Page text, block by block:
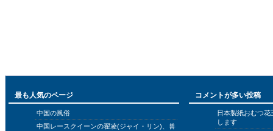
最も人気のページ
中国の風俗
中国レースクイーンの翟凌(ジャイ・リン)、兽
コメントが多い投稿
日本製紙おむつ
します